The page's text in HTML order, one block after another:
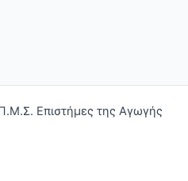
Επιστήμες της Αγωγής